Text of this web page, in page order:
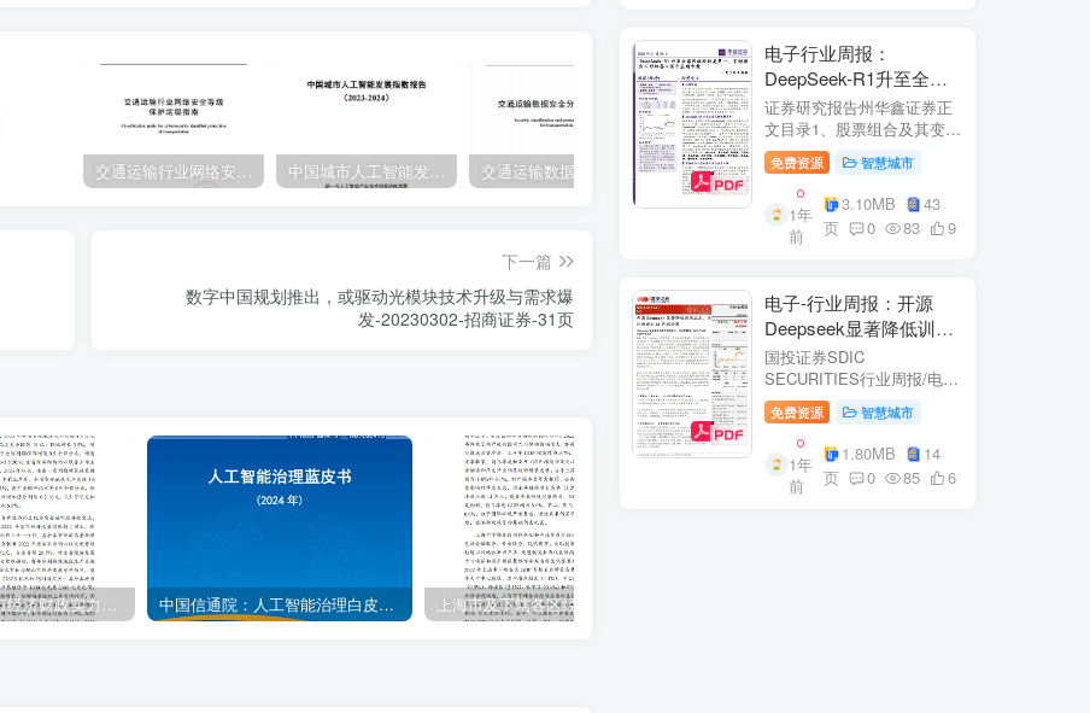
交通运输数据安全分级和保护要求 安徽省及下辖各市经济财政实力与债务研究（2023）
下一篇
数字中国规划推出，或驱动光模块技术升级与需求爆
发-20230302-招商证券-31页
中国信通院：人工智能治理白皮书（2024年）
电子行业周报：
DeepSeek-R1升至全球
风格控制类第一，宇树推
出人形机器人首个应用方
案
证券研究报告州华鑫证券正
文目录1、股票组合及其变
化.51.1、本周重点推荐及推
荐组...51.2、海外龙头一
览。62、周度行情分析及展
望.…82.1、周涨幅排行…
2.2、行业重点公司估值水平
免费资源 智慧城市
1年
前
3.10MB
43
页
0 83 9
电子-行业周报：开源
Deepseek显著降低训练
成本，关注推理与AI终端
进展
国投证券SDIC
SECURITIES行业周报/电于
目内容目录1.本周新闻一
览.42.行业数据跟踪.…62.1.
半导体：半导体行业：两大
收购事件来袭...62.2.SiC:8家
碳化硅相关企业完成融
免费资源 智慧城市
1年
前
1.80MB
14
页
0 85 6